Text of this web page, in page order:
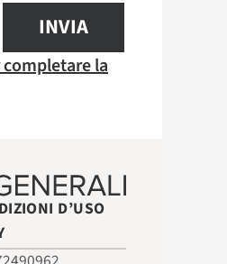
INVIA
la
D’USO